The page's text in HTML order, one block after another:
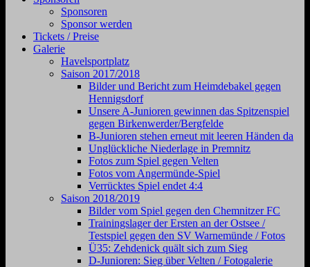
Sponsoren
Sponsor werden
Tickets / Preise
Galerie
Havelsportplatz
Saison 2017/2018
Bilder und Bericht zum Heimdebakel gegen
Hennigsdorf
Unsere A-Junioren gewinnen das Spitzenspiel
gegen Birkenwerder/Bergfelde
B-Junioren stehen erneut mit leeren Händen da
Unglückliche Niederlage in Premnitz
Fotos zum Spiel gegen Velten
Fotos vom Angermünde-Spiel
Verrücktes Spiel endet 4:4
Saison 2018/2019
Bilder vom Spiel gegen den Chemnitzer FC
Trainingslager der Ersten an der Ostsee /
Testspiel gegen den SV Warnemünde / Fotos
Ü35: Zehdenick quält sich zum Sieg
D-Junioren: Sieg über Velten / Fotogalerie